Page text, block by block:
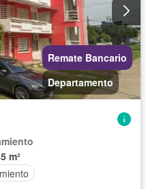
Remate Bancario
Departamento
m²